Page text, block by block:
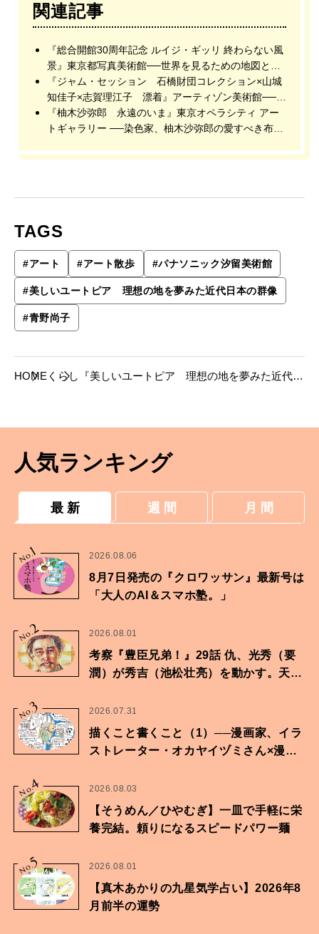
関連記事
『総合開館30周年記念 ルイジ・ギッリ 終わらない風
景』東京都写真美術館──世界を見るための地図とし
てのギッリの写真
『ジャム・セッション 石橋財団コレクション×山城
知佳子×志賀理江子 漂着』アーティゾン美術館──沖
縄と東北、二つの場所の記憶を紡ぐ
『柚木沙弥郎 永遠のいま』東京オペラシティ アー
トギャラリー ──染色家、柚木沙弥郎の愛すべき布と
TAGS
#アート #アート散歩 #パナソニック汐留美術館
#美しいユートピア 理想の地を夢みた近代日本の群像
#青野尚子
HOME くらし
『美しいユートピア 理想の地を夢みた近代日
人気ランキング
最 新 週 間 月 間
No.
1 2026.08.06
8月7日発売の『クロワッサン』最新号は
「大人のAI＆スマホ塾。」
No.2 2026.08.01
考察『豊臣兄弟！』29話 仇、光秀（要
潤）が秀吉（池松壮亮）を動かす。天下
No.
3 2026.07.31
描くこと書くこと（1）──漫画家、イラ
ストレーター・オカヤイヅミさん×漫画
No.
4 2026.08.03
【そうめん／ひやむぎ】一皿で手軽に栄
養完結。頼りになるスピードパワー麺
No.
5 2026.08.01
【真木あかりの九星気学占い】2026年8
月前半の運勢